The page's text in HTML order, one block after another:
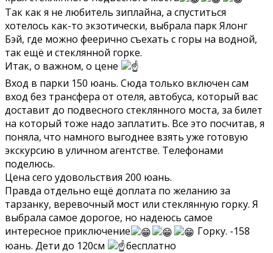
Так как я не любитель зиплайна, а спуститься
хотелось как-то экзотически, выбрала парк Ялонг
Бэй, где можно феерично съехать с горы на водной,
так ещё и стеклянной горке.
Итак, о важном, о цене
Вход в парки 150 юань. Сюда только включен сам
вход без трансфера от отеля, автобуса, который вас
доставит до подвесного стеклянного моста, за билет
на который тоже надо заплатить. Все это посчитав, я
поняла, что намного выгоднее взять уже готовую
экскурсию в уличном агентстве. Телефонами
поделюсь.
Цена сего удовольствия 200 юань.
Правда отдельно ещё доплата по желанию за
тарзанку, веревочный мост или стеклянную горку. Я
выбрала самое дорогое, но надеюсь самое
интересное приключение
Горку. -158
юань. Дети до 120см
бесплатно